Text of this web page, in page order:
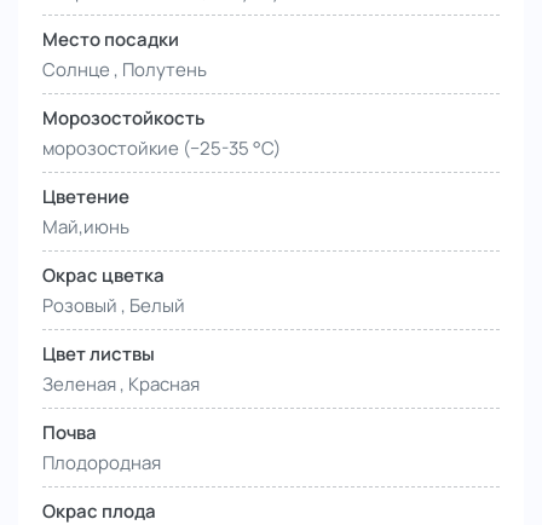
Место посадки
Солнце , Полутень
Морозостойкость
морозостойкие (−25-35 °С)
Цветение
Май,июнь
Окрас цветка
Розовый , Белый
Цвет листвы
Зеленая , Красная
Почва
Плодородная
Окрас плода